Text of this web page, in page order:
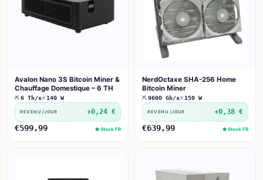
Avalon Nano 3S Bitcoin Miner &
Chauffage Domestique – 6 TH
⛏6 Th/s⚡ 140 W
REVENU /JOUR +0,24 €
€599,99 ● Stock FR
NerdOctaxe SHA-256 Home
Bitcoin Miner
⛏9600 Gh/s⚡ 150 W
REVENU /JOUR +0,38 €
€639,99 ● Stock FR